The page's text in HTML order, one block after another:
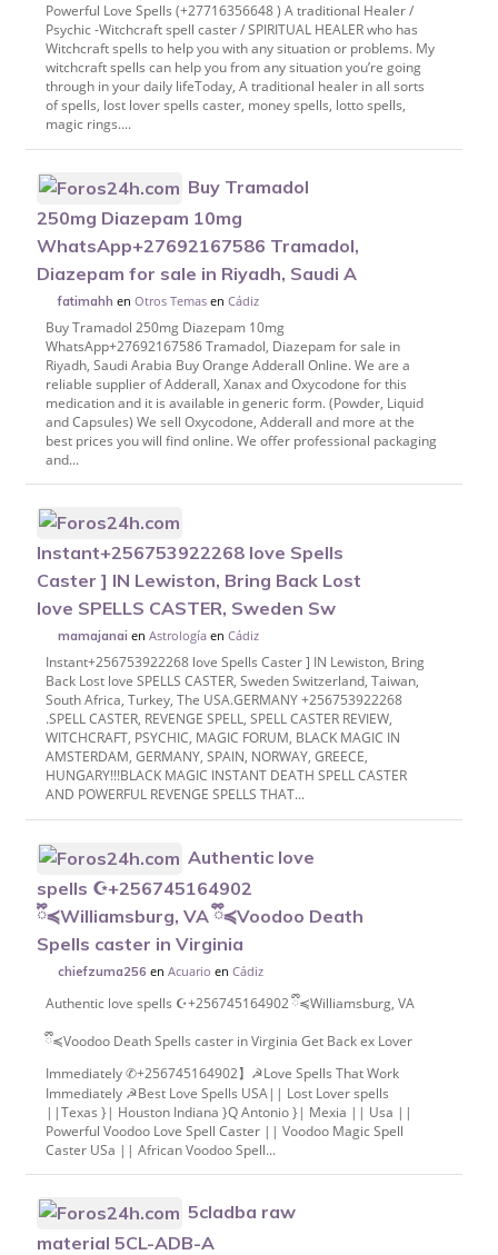
Powerful Love Spells (+27716356648 ) A traditional Healer /
Psychic -Witchcraft spell caster / SPIRITUAL HEALER who has
Witchcraft spells to help you with any situation or problems. My
witchcraft spells can help you from any situation you’re going
through in your daily lifeToday, A traditional healer in all sorts
of spells, lost lover spells caster, money spells, lotto spells,
magic rings....
Buy Tramadol
250mg Diazepam 10mg
WhatsApp+27692167586 Tramadol,
Diazepam for sale in Riyadh, Saudi A
fatimahh enOtros Temas enCádiz
Buy Tramadol 250mg Diazepam 10mg
WhatsApp+27692167586 Tramadol, Diazepam for sale in
Riyadh, Saudi Arabia Buy Orange Adderall Online. We are a
reliable supplier of Adderall, Xanax and Oxycodone for this
medication and it is available in generic form. (Powder, Liquid
and Capsules) We sell Oxycodone, Adderall and more at the
best prices you will find online. We offer professional packaging
and...
Instant+256753922268 love Spells
Caster ] IN Lewiston, Bring Back Lost
love SPELLS CASTER, Sweden Sw
mamajanai enAstrología enCádiz
Instant+256753922268 love Spells Caster ] IN Lewiston, Bring
Back Lost love SPELLS CASTER, Sweden Switzerland, Taiwan,
South Africa, Turkey, The USA.GERMANY +256753922268
.SPELL CASTER, REVENGE SPELL, SPELL CASTER REVIEW,
WITCHCRAFT, PSYCHIC, MAGIC FORUM, BLACK MAGIC IN
AMSTERDAM, GERMANY, SPAIN, NORWAY, GREECE,
HUNGARY!!!BLACK MAGIC INSTANT DEATH SPELL CASTER
AND POWERFUL REVENGE SPELLS THAT...
Authentic love
spells ☪︎+256745164902
ྀི≼Williamsburg, VA ྀི≼Voodoo Death
Spells caster in Virginia
chiefzuma256 enAcuario enCádiz
Authentic love spells ☪︎+256745164902 ྀི≼Williamsburg, VA
ྀི≼Voodoo Death Spells caster in Virginia Get Back ex Lover
Immediately ✆+256745164902】☭Love Spells That Work
Immediately ☭Best Love Spells USA|| Lost Lover spells
||Texas }| Houston Indiana }Q Antonio }| Mexia || Usa ||
Powerful Voodoo Love Spell Caster || Voodoo Magic Spell
Caster USa || African Voodoo Spell...
5cladba raw
material 5CL-ADB-A